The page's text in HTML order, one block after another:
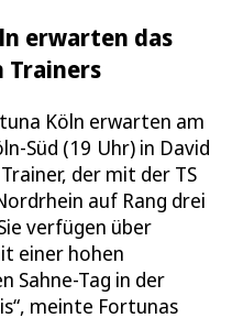
erwarten das
Trainers
Köln erwarten am
Süd (19 Uhr) in David
der mit der TS
auf Rang drei
verfügen über
einer hohen
Sahne-Tag in der
meinte Fortunas